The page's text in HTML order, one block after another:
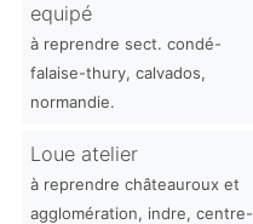
equipé
à reprendre sect. condé-
falaise-thury, calvados,
normandie.
Loue atelier
à reprendre châteauroux et
agglomération, indre, centre-